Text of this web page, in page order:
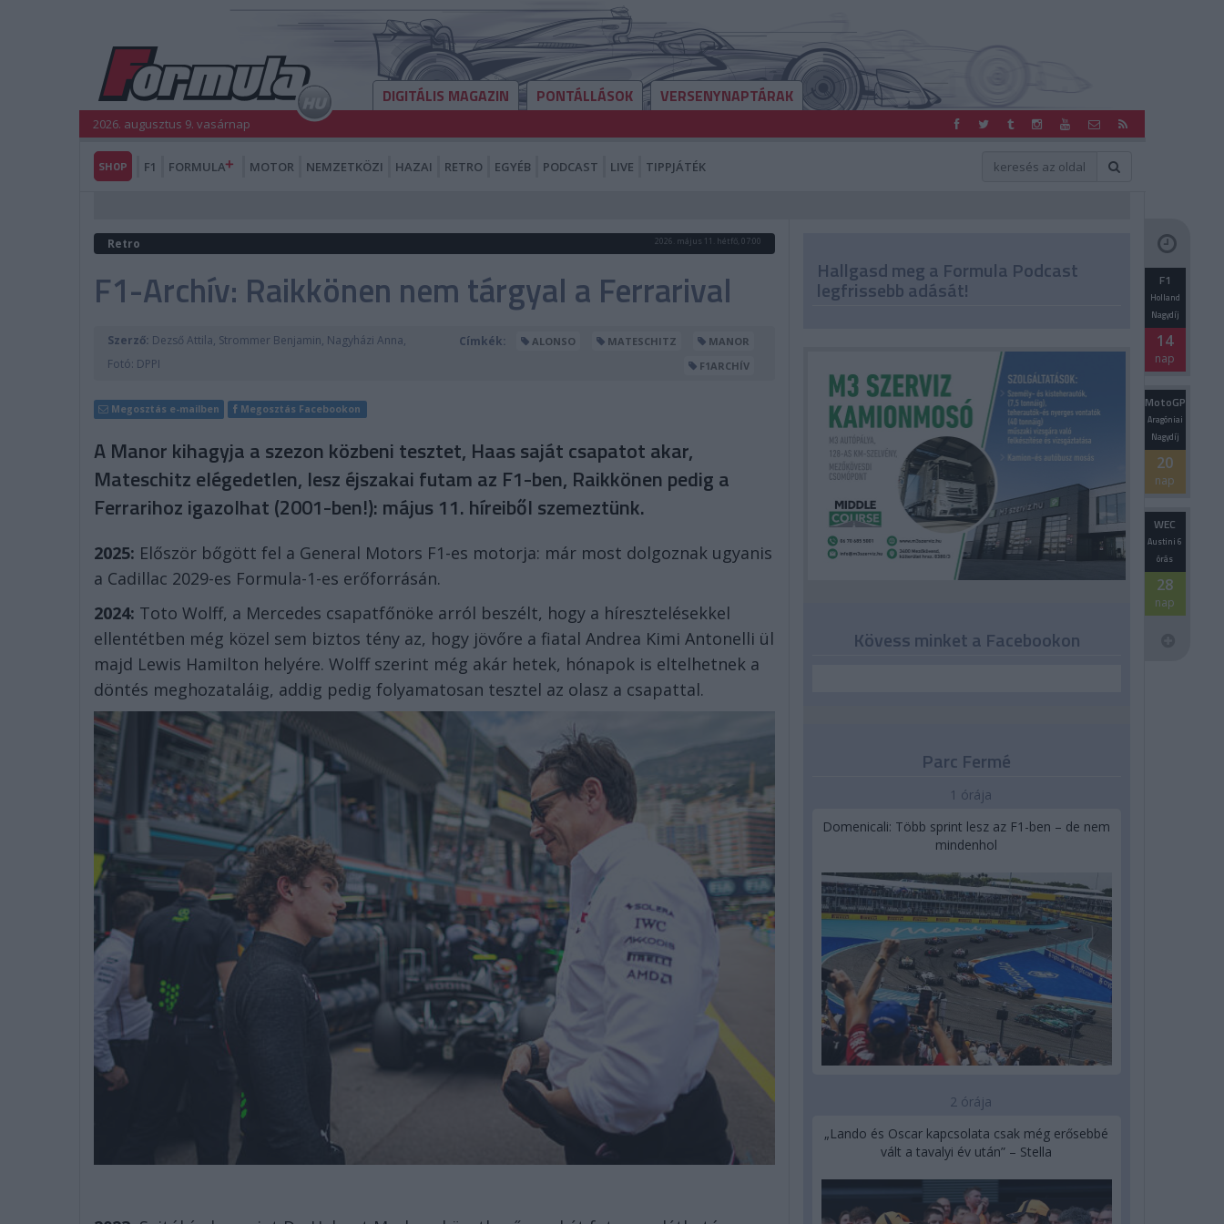
DIGITÁLIS MAGAZIN PONTÁLLÁSOK VERSENYNAPTÁRAK
2026. augusztus 9. vasárnap
SHOP F1 FORMULA MOTOR NEMZETKÖZI HAZAI RETRO EGYÉB PODCAST LIVE TIPPJÁTÉK
Retro 2026. május 11. hétfő, 07:00
F1-Archív: Raikkönen nem tárgyal a Ferrarival
Szerző: Dezső Attila, Strommer Benjamin, Nagyházi Anna,
Fotó: DPPI
Címkék: ALONSO MATESCHITZ
MANOR
F1ARCHÍV
Megosztás e-mailben Megosztás Facebookon
A Manor kihagyja a szezon közbeni tesztet, Haas saját csapatot akar,
Mateschitz elégedetlen, lesz éjszakai futam az F1-ben, Raikkönen pedig a
Ferrarihoz igazolhat (2001-ben!): május 11. híreiből szemeztünk.
2025: Először bőgött fel a General Motors F1-es motorja: már most dolgoznak ugyanis
a Cadillac 2029-es Formula-1-es erőforrásán.
2024: Toto Wolff, a Mercedes csapatfőnöke arról beszélt, hogy a híresztelésekkel
ellentétben még közel sem biztos tény az, hogy jövőre a fiatal Andrea Kimi Antonelli ül
majd Lewis Hamilton helyére. Wolff szerint még akár hetek, hónapok is eltelhetnek a
döntés meghozataláig, addig pedig folyamatosan tesztel az olasz a csapattal.
Hallgasd meg a Formula Podcast
legfrissebb adását! F1
Holland
Nagydíj
14
nap
MotoGP
Aragóniai
Nagydíj
20
nap
WEC
Austini 6
órás
28
nap
Kövess minket a Facebookon
Parc Fermé
1 órája
Domenicali: Több sprint lesz az F1-ben – de nem
mindenhol
2 órája
„Lando és Oscar kapcsolata csak még erősebbé
vált a tavalyi év után” – Stella